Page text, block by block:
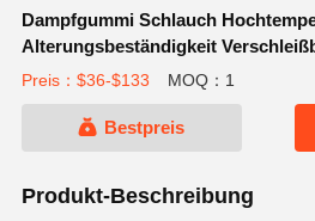
Dampfgummi Schlauch
Alterungsbeständigkeit
Preis：$36-$133 MOQ：1
Bestpreis
Produkt-Beschreibung